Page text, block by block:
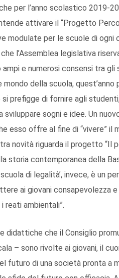
per l’anno scolastico 2019-
attivare il “Progetto
modulate per le scuole di ogni
l’Assemblea legislativa
e numerosi consensi tra
mondo della scuola,
si prefigge di fornire agli
sviluppare sogni e idee. Un
esso offre al fine di “vivere” il
novità riguarda il progetto “Il
storia contemporanea della
scuola di legalità’, invece, è un
ai giovani consapevolezza
reati ambientali”.
didattiche che il Consiglio
– sono rivolte ai giovani, il
futuro di una società pronta a